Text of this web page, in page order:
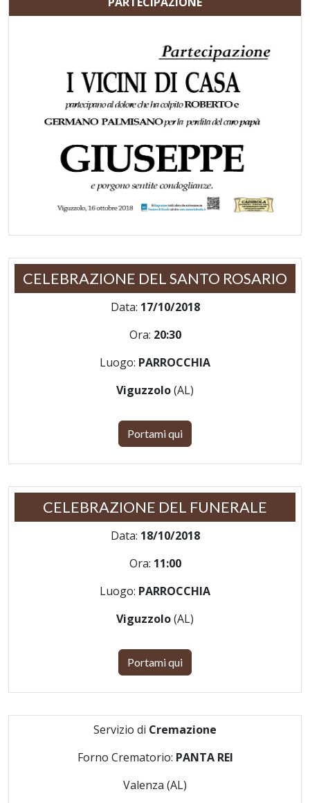
CELEBRAZIONE DEL SANTO ROSARIO
Data: 17/10/2018
Ora: 20:30
Luogo: PARROCCHIA
Viguzzolo(AL)
Portami qui
CELEBRAZIONE DEL FUNERALE
Data: 18/10/2018
Ora: 11:00
Luogo: PARROCCHIA
Viguzzolo(AL)
Portami qui
Servizio di Cremazione
Forno Crematorio: PANTA REI
Valenza (AL)